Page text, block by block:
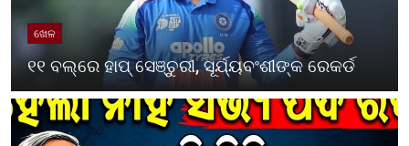
ଖେଳ
୧୧ ବଲ୍‌ରେ ହାପ୍ ସେଞ୍ଚୁରୀ, ସୂର୍ଯ୍ୟବଂଶୀଙ୍କ ରେକର୍ଡ